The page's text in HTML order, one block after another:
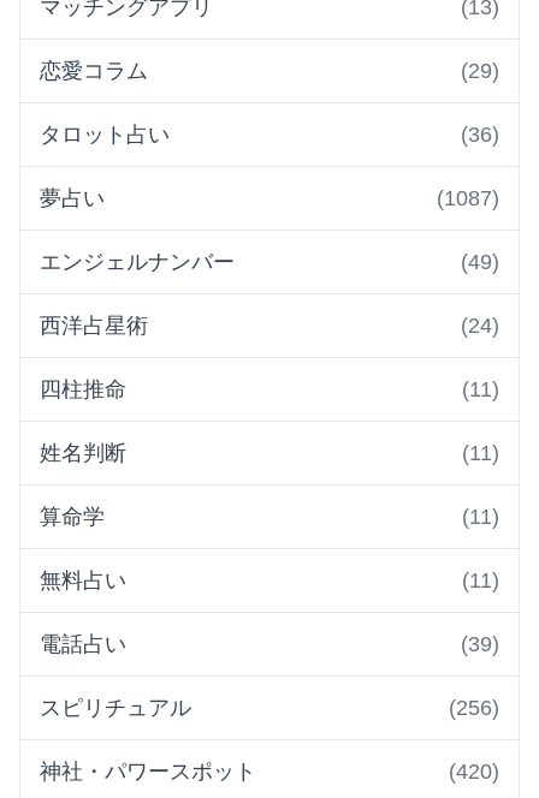
マッチングアプリ (13)
恋愛コラム (29)
タロット占い (36)
夢占い (1087)
エンジェルナンバー (49)
西洋占星術 (24)
四柱推命 (11)
姓名判断 (11)
算命学 (11)
無料占い (11)
電話占い (39)
スピリチュアル (256)
神社・パワースポット (420)